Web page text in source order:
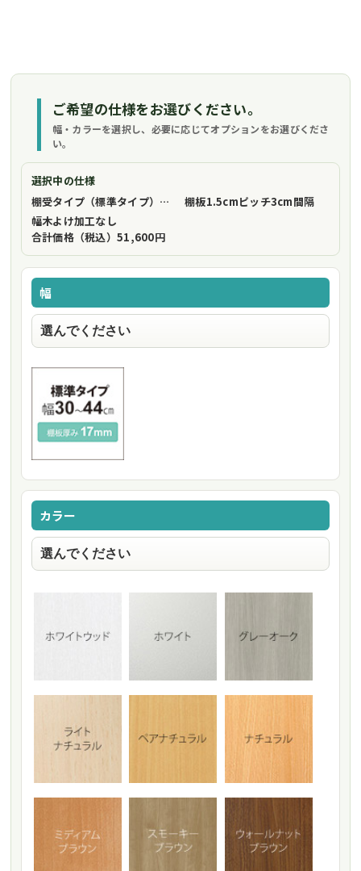
ご希望の仕様をお選びください。
幅・カラーを選択し、必要に応じてオプションをお選びくださ
い。
選択中の仕様
棚受タイプ（標準タイプ）
フリーストップ棚受（標準仕様）
棚板1.5cmピッチ3cm間隔
幅木よけ加工なし
合計価格（税込）51,600円
幅
カラー